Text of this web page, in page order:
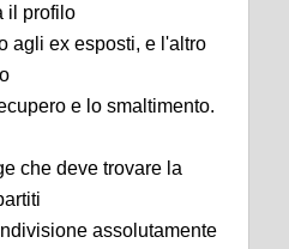
il profilo
agli ex esposti, e l'altro
e lo smaltimento.
che deve trovare la
assolutamente